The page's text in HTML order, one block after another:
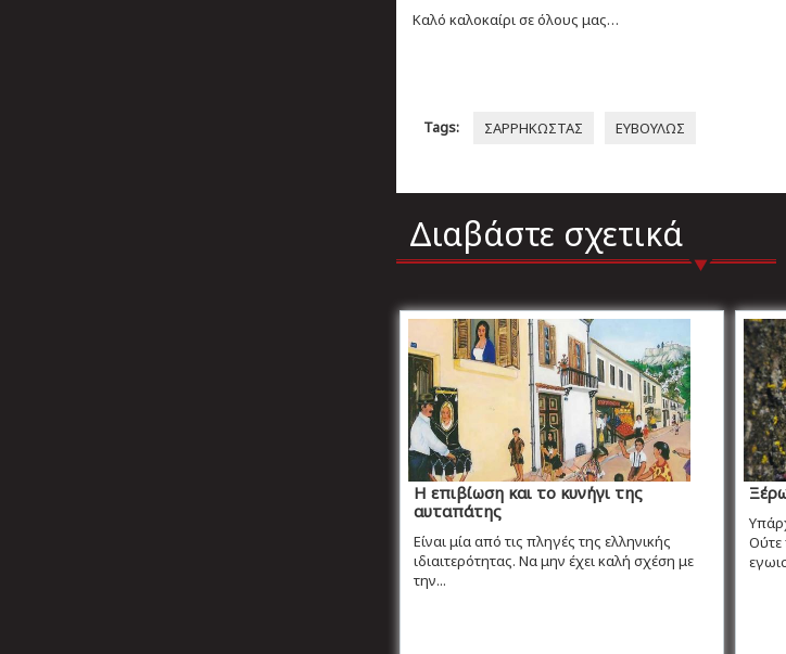
Καλό καλοκαίρι σε όλους μας…
Tags: ΣΑΡΡΗΚΩΣΤΑΣ ΕΥΒΟΥΛΩΣ
Διαβάστε σχετικά
Η επιβίωση και το κυνήγι της
αυταπάτης
Είναι μία από τις πληγές της ελληνικής
ιδιαιτερότητας. Να μην έχει καλή σχέση με
την...
Ούτε